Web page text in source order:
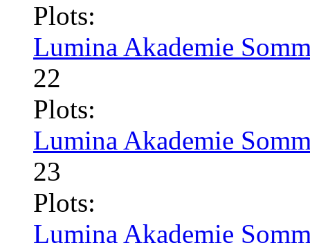
Plots:
Lumina Akademie
22
Plots:
Lumina Akademie
23
Plots:
Lumina Akademie